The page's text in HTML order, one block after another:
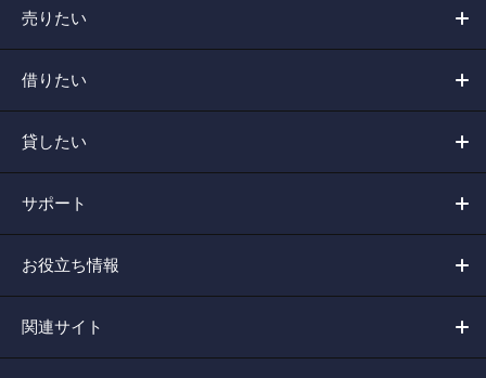
売りたい
借りたい
貸したい
サポート
お役立ち情報
関連サイト